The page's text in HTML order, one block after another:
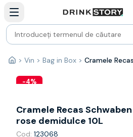
Bauturi fine — selectie
Produse Noi
Cosuri cadou
Pachete & Cadouri
Vin
Tamaioasa
Franta
Spania
Acasă
> Vin > Bag in Box >
-4%
Cramele Recas
rose demidulce 10L
Cod: 123068